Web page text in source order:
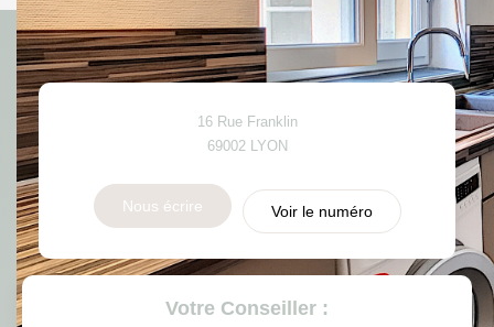
16 Rue Franklin
69002 LYON
Nous écrire Voir le numéro
Votre Conseiller :